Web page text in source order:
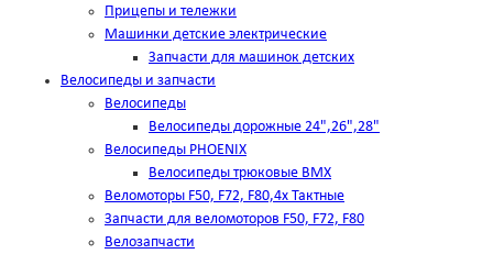
Прицепы и тележки
Машинки детские электрические
Запчасти для машинок детских
Велосипеды и запчасти
Велосипеды
Велосипеды дорожные 24",26",28"
Велосипеды PHOENIX
Велосипеды трюковые BMX
Веломоторы F50, F72, F80,4х Тактные
Запчасти для веломоторов F50, F72, F80
Велозапчасти